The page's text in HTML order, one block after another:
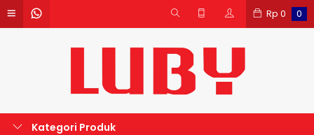
Rp 0 0
Kategori Produk